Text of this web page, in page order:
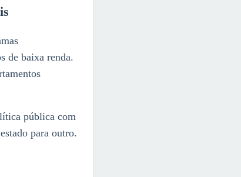
de baixa renda.
pública com
para outro.